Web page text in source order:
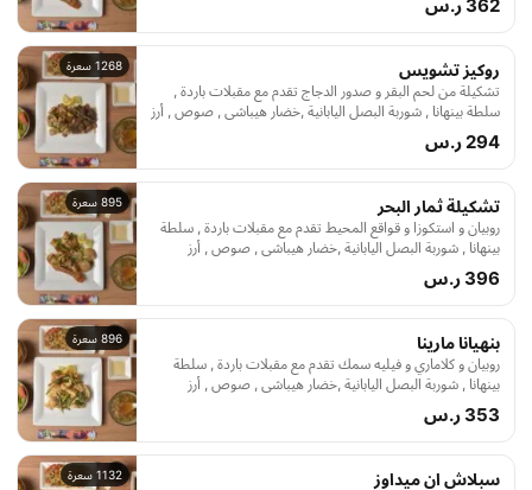
الايس كريم, سلطة بينهانا , شوربة البصل اليابانية ,خضار هيباشي
362 ر.س
1268 سعرة روكيز تشويس
تشكيلة من لحم البقر و صدور الدجاج تقدم مع مقبلات باردة ,
سلطة بينهانا , شوربة البصل اليابانية ,خضار هيباشي , صوص , أرز
مسلوق , شاهي اخضر ياباني و ايس كريم
294 ر.س
895 سعرة تشكيلة ثمار البحر
روبيان و استكوزا و قواقع المحيط تقدم مع مقبلات باردة , سلطة
بينهانا , شوربة البصل اليابانية ,خضار هيباشي , صوص , أرز
مسلوق , شاهي اخضر ياباني و ايس كريم
396 ر.س
896 سعرة بنهيانا مارينا
روبيان و كلاماري و فيليه سمك تقدم مع مقبلات باردة , سلطة
بينهانا , شوربة البصل اليابانية ,خضار هيباشي , صوص , أرز
مسلوق , شاهي اخضر ياباني و ايس كريم
353 ر.س
1132 سعرة سبلاش ان ميداوز